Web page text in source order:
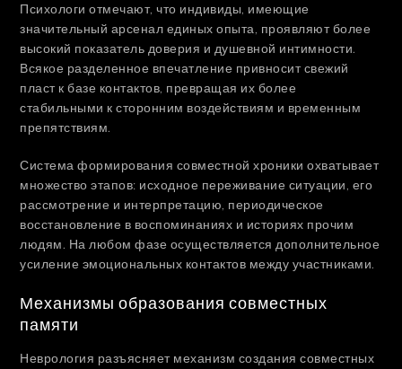
Психологи отмечают, что индивиды, имеющие
значительный арсенал единых опыта, проявляют более
высокий показатель доверия и душевной интимности.
Всякое разделенное впечатление привносит свежий
пласт к базе контактов, превращая их более
стабильными к сторонним воздействиям и временным
препятствиям.
Система формирования совместной хроники охватывает
множество этапов: исходное переживание ситуации, его
рассмотрение и интерпретацию, периодическое
восстановление в воспоминаниях и историях прочим
людям. На любом фазе осуществляется дополнительное
усиление эмоциональных контактов между участниками.
Механизмы образования совместных
памяти
Неврология разъясняет механизм создания совместных